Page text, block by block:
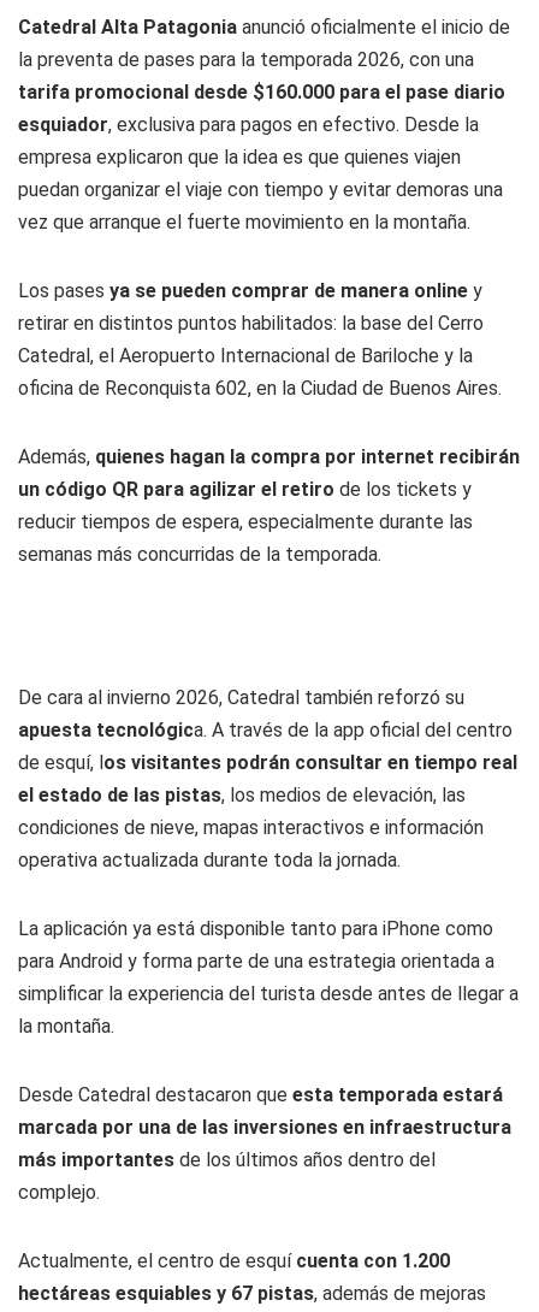
Catedral Alta Patagonia anunció oficialmente el inicio de
la preventa de pases para la temporada 2026, con una
tarifa promocional desde $160.000 para el pase diario
esquiador, exclusiva para pagos en efectivo. Desde la
empresa explicaron que la idea es que quienes viajen
puedan organizar el viaje con tiempo y evitar demoras una
vez que arranque el fuerte movimiento en la montaña.
Los pases ya se pueden comprar de manera online y
retirar en distintos puntos habilitados: la base del Cerro
Catedral, el Aeropuerto Internacional de Bariloche y la
oficina de Reconquista 602, en la Ciudad de Buenos Aires.
Además, quienes hagan la compra por internet recibirán
un código QR para agilizar el retiro de los tickets y
reducir tiempos de espera, especialmente durante las
semanas más concurridas de la temporada.
De cara al invierno 2026, Catedral también reforzó su
apuesta tecnológica. A través de la app oficial del centro
de esquí, los visitantes podrán consultar en tiempo real
el estado de las pistas, los medios de elevación, las
condiciones de nieve, mapas interactivos e información
operativa actualizada durante toda la jornada.
La aplicación ya está disponible tanto para iPhone como
para Android y forma parte de una estrategia orientada a
simplificar la experiencia del turista desde antes de llegar a
la montaña.
Desde Catedral destacaron que esta temporada estará
marcada por una de las inversiones en infraestructura
más importantes de los últimos años dentro del
complejo.
Actualmente, el centro de esquí cuenta con 1.200
hectáreas esquiables y 67 pistas, además de mejoras